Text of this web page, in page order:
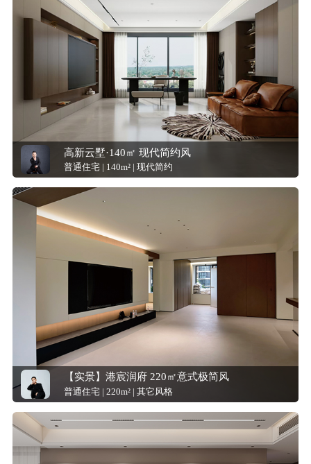
高新云墅·140㎡ 现代简约风
普通住宅 | 140m² | 现代简约
【实景】港宸润府 220㎡意式极简风
普通住宅 | 220m² | 其它风格